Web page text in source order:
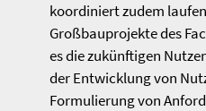
koordiniert zudem
Großbauprojekte des
es die zukünftigen
der Entwicklung von
Formulierung von